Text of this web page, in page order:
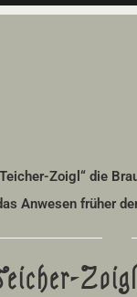
Zoigl“ die
Anwesen früher